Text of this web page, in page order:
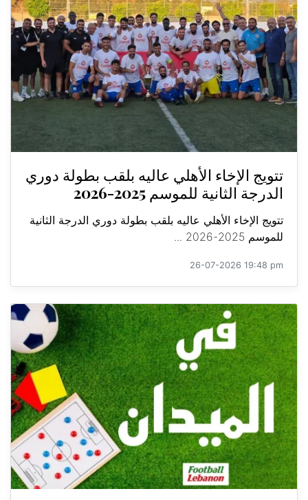
تتويج الإخاء الأهلي عاليه بلقب بطولة دوري
الدرجة الثانية للموسم 2025-2026
تتويج الإخاء الأهلي عاليه بلقب بطولة دوري الدرجة الثانية
للموسم 2025-2026 ...
26-07-2026 19:48 pm